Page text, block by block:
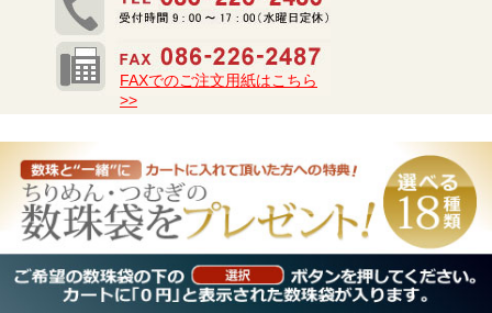
FAXでのご注文用紙はこちら
>>